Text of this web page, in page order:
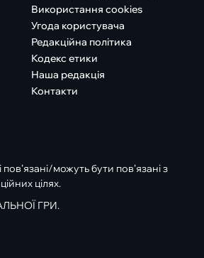
Використання cookies
Угода користувача
Редакційна політика
Кодекс етики
Наша редакція
Контакти
можуть бути пов’язані з
цілях.
ГРИ.